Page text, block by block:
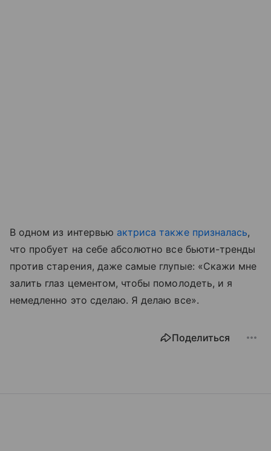
В одном из интервью актриса также призналась,
что пробует на себе абсолютно все бьюти-тренды
против старения, даже самые глупые: «Скажи мне
залить глаз цементом, чтобы помолодеть, и я
немедленно это сделаю. Я делаю все».
Поделиться